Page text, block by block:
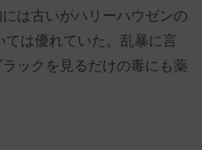
は古いがハリーハウゼンの
ては優れていた。乱暴に言
ックを見るだけの毒にも薬